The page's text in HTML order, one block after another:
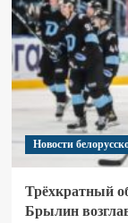
Новости
Трёхкратный
Брылин